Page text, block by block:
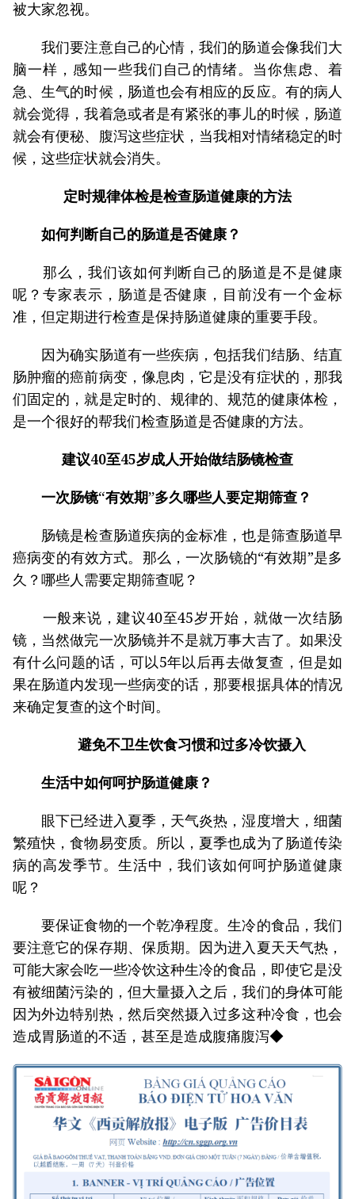
被大家忽视。
我们要注意自己的心情，我们的肠道会像我们大
脑一样，感知一些我们自己的情绪。当你焦虑、着
急、生气的时候，肠道也会有相应的反应。有的病人
就会觉得，我着急或者是有紧张的事儿的时候，肠道
就会有便秘、腹泻这些症状，当我相对情绪稳定的时
候，这些症状就会消失。
定时规律体检是检查肠道健康的方法
如何判断自己的肠道是否健康？
那么，我们该如何判断自己的肠道是不是健康
呢？专家表示，肠道是否健康，目前没有一个金标
准，但定期进行检查是保持肠道健康的重要手段。
因为确实肠道有一些疾病，包括我们结肠、结直
肠肿瘤的癌前病变，像息肉，它是没有症状的，那我
们固定的，就是定时的、规律的、规范的健康体检，
是一个很好的帮我们检查肠道是否健康的方法。
建议40至45岁成人开始做结肠镜检查
一次肠镜“有效期”多久哪些人要定期筛查？
肠镜是检查肠道疾病的金标准，也是筛查肠道早
癌病变的有效方式。那么，一次肠镜的“有效期”是多
久？哪些人需要定期筛查呢？
一般来说，建议40至45岁开始，就做一次结肠
镜，当然做完一次肠镜并不是就万事大吉了。如果没
有什么问题的话，可以5年以后再去做复查，但是如
果在肠道内发现一些病变的话，那要根据具体的情况
来确定复查的这个时间。
避免不卫生饮食习惯和过多冷饮摄入
生活中如何呵护肠道健康？
眼下已经进入夏季，天气炎热，湿度增大，细菌
繁殖快，食物易变质。所以，夏季也成为了肠道传染
病的高发季节。生活中，我们该如何呵护肠道健康
呢？
要保证食物的一个乾净程度。生冷的食品，我们
要注意它的保存期、保质期。因为进入夏天天气热，
可能大家会吃一些冷饮这种生冷的食品，即使它是没
有被细菌污染的，但大量摄入之后，我们的身体可能
因为外边特别热，然后突然摄入过多这种冷食，也会
造成胃肠道的不适，甚至是造成腹痛腹泻◆